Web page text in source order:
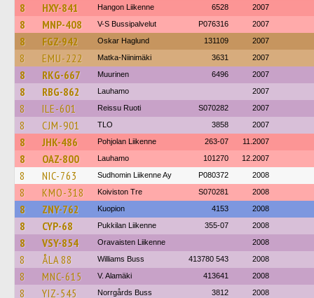
8 HXY-841 Hangon Liikenne 6528 2007
8 MNP-408 V-S Bussipalvelut P076316 2007
8 FGZ-942 Oskar Haglund 131109 2007
8 EMU-222 Matka-Niinimäki 3631 2007
8 RKG-667 Muurinen 6496 2007
8 RBG-862 Lauhamo 2007
8 ILE-601 Reissu Ruoti S070282 2007
8 CJM-901 TLO 3858 2007
8 JHK-486 Pohjolan Liikenne 263-07 11.2007
8 OAZ-800 Lauhamo 101270 12.2007
8 NIC-763 Sudhomin Liikenne Ay P080372 2008
8 KMO-318 Koiviston Tre S070281 2008
8 ZNY-762 Kuopion 4153 2008
8 CYP-68 Pukkilan Liikenne 355-07 2008
8 VSY-854 Oravaisten Liikenne 2008
8 ÅLA 88 Williams Buss 413780 543 2008
8 MNC-615 V. Alamäki 413641 2008
8 YIZ-545 Norrgårds Buss 3812 2008